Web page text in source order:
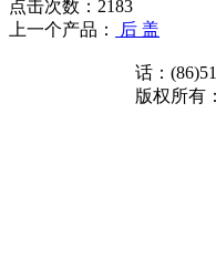
点击次数：2183
上一个产品：
后 盖
话：
版权所有：